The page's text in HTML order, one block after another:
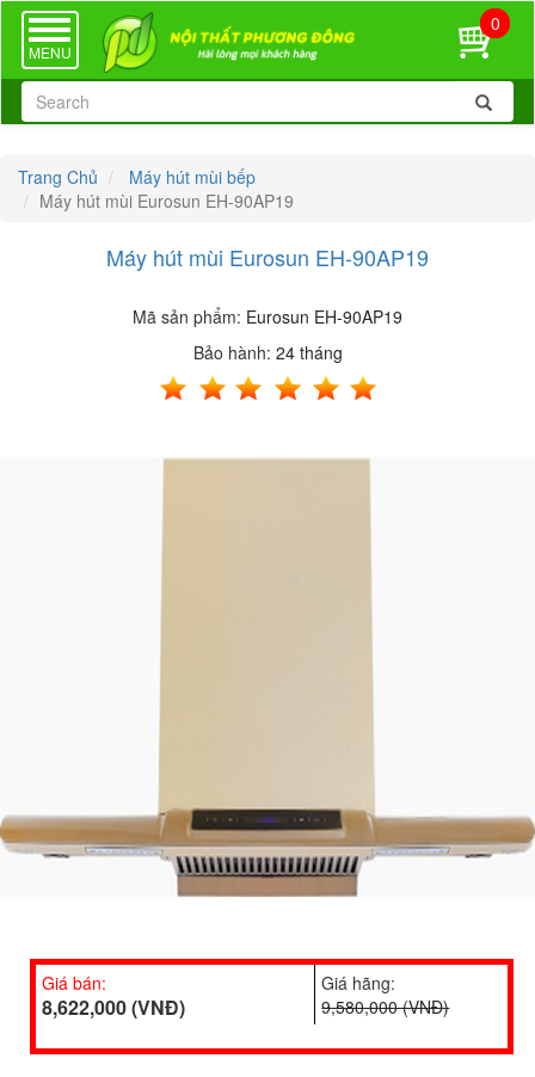
TOGGLE
NAVIGATION
MENU
0
Trang Chủ
Máy hút mùi bếp
Máy hút mùi Eurosun EH-90AP19
Máy hút mùi Eurosun EH-90AP19
Mã sản phẩm: Eurosun EH-90AP19
Bảo hành: 24 tháng
Giá bán:
8,622,000 (VNĐ)
Giá hãng:
9,580,000 (VNĐ)